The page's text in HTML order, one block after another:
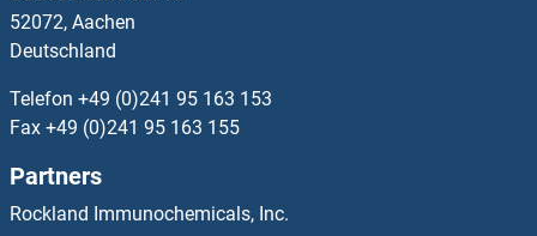
HSP90AB1 ELISA Kits
HSPA12B ELISA Kits
HSPA1B ELISA Kits
52072, Aachen
Deutschland
Telefon +49 (0)241 95 163 153
Fax +49 (0)241 95 163 155
Partners
Rockland Immunochemicals, Inc.